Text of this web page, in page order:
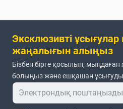
Эксклюзивті
жаңалығын алыңыз
Бізбен бірге қосылып,
болыңыз және ешқашан ұсығуды